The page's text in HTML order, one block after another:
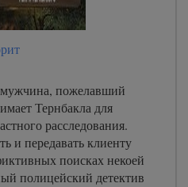
мужчина, пожелавший
Тернбакла для
расследования.
и передавать клиенту
поисках некоей
полицейский детектив